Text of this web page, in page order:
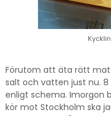
Förutom att äta rätt
salt och vatten just nu.
enligt schema. Imorgon
kör mot Stockholm ska